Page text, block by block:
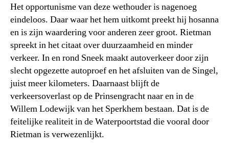
Het opportunisme van deze wethouder is nagenoeg
eindeloos. Daar waar het hem uitkomt preekt hij hosanna
en is zijn waardering voor anderen zeer groot. Rietman
spreekt in het citaat over duurzaamheid en minder
verkeer. In en rond Sneek maakt autoverkeer door zijn
slecht opgezette autoproef en het afsluiten van de Singel,
juist meer kilometers. Daarnaast blijft de
verkeersoverlast op de Prinsengracht naar en in de
Willem Lodewijk van het Sperkhem bestaan. Dat is de
feitelijke realiteit in de Waterpoortstad die vooral door
Rietman is verwezenlijkt.